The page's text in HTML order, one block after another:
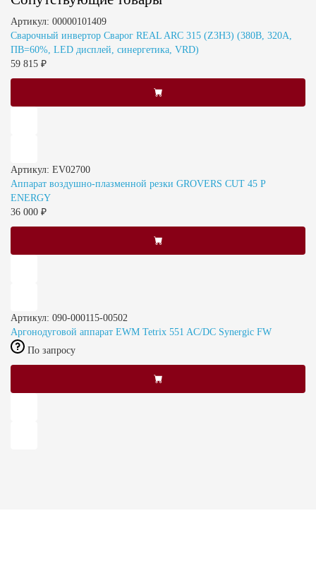
Артикул: 00000101409
Сварочный инвертор Сварог REAL ARC 315 (Z3H3) (380В, 320А,
ПВ=60%, LED дисплей, синергетика, VRD)
59 815 ₽
Артикул: EV02700
Аппарат воздушно-плазменной резки GROVERS CUT 45 P
ENERGY
36 000 ₽
Артикул: 090-000115-00502
Аргонодуговой аппарат EWM Tetrix 551 AC/DC Synergic FW
По запросу